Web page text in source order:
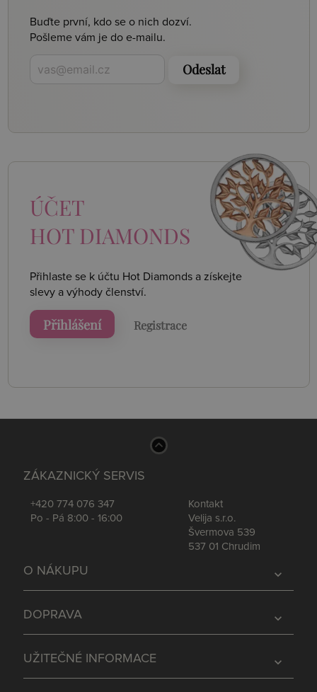
Buďte první, kdo se o nich dozví.
Pošleme vám je do e-mailu.
Odeslat
ÚČET
HOT DIAMONDS
Přihlaste se k účtu Hot Diamonds a získejte
slevy a výhody členství.
Přihlášení Registrace
ZÁKAZNICKÝ SERVIS
+420 774 076 347
Po - Pá 8:00 - 16:00
Kontakt
Velija s.r.o.
Švermova 539
537 01 Chrudim
expand_more
O NÁKUPU
expand_more
DOPRAVA
expand_more
UŽITEČNÉ INFORMACE